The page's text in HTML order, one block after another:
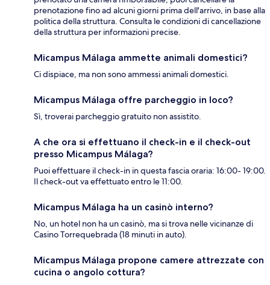
prenotazione fino ad alcuni giorni prima dell'arrivo, in base alla
politica della struttura. Consulta le condizioni di cancellazione
della struttura per informazioni precise.
Micampus Málaga ammette animali domestici?
Ci dispiace, ma non sono ammessi animali domestici.
Micampus Málaga offre parcheggio in loco?
Sì, troverai parcheggio gratuito non assistito.
A che ora si effettuano il check-in e il check-out
presso Micampus Málaga?
Puoi effettuare il check-in in questa fascia oraria: 16:00- 19:00.
Il check-out va effettuato entro le 11:00.
Micampus Málaga ha un casinò interno?
No, un hotel non ha un casinò, ma si trova nelle vicinanze di
Casino Torrequebrada (18 minuti in auto).
Micampus Málaga propone camere attrezzate con
cucina o angolo cottura?